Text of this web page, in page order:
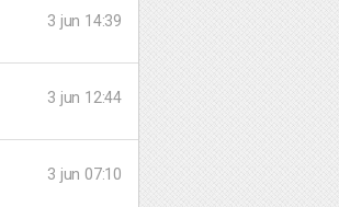
3 jun 14:39
3 jun 12:44
3 jun 07:10